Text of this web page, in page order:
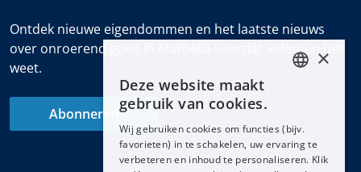
Ontdek nieuwe eigendommen en het laatste nieuws
over onroerend goed in Marbella voordat iedereen het
weet.
Abonneren
DEUTSCH
FRANÇAIS
×
Deze website maakt
gebruik van cookies.
Wij gebruiken cookies om functies (bijv.
favorieten) in te schakelen, uw ervaring te
verbeteren en inhoud te personaliseren. Klik